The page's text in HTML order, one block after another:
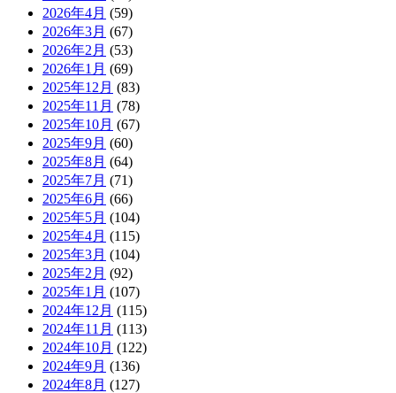
2026年4月 (59)
2026年3月 (67)
2026年2月 (53)
2026年1月 (69)
2025年12月 (83)
2025年11月 (78)
2025年10月 (67)
2025年9月 (60)
2025年8月 (64)
2025年7月 (71)
2025年6月 (66)
2025年5月 (104)
2025年4月 (115)
2025年3月 (104)
2025年2月 (92)
2025年1月 (107)
2024年12月 (115)
2024年11月 (113)
2024年10月 (122)
2024年9月 (136)
2024年8月 (127)